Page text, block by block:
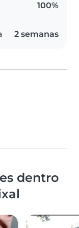
100%
2 semanas
dentro